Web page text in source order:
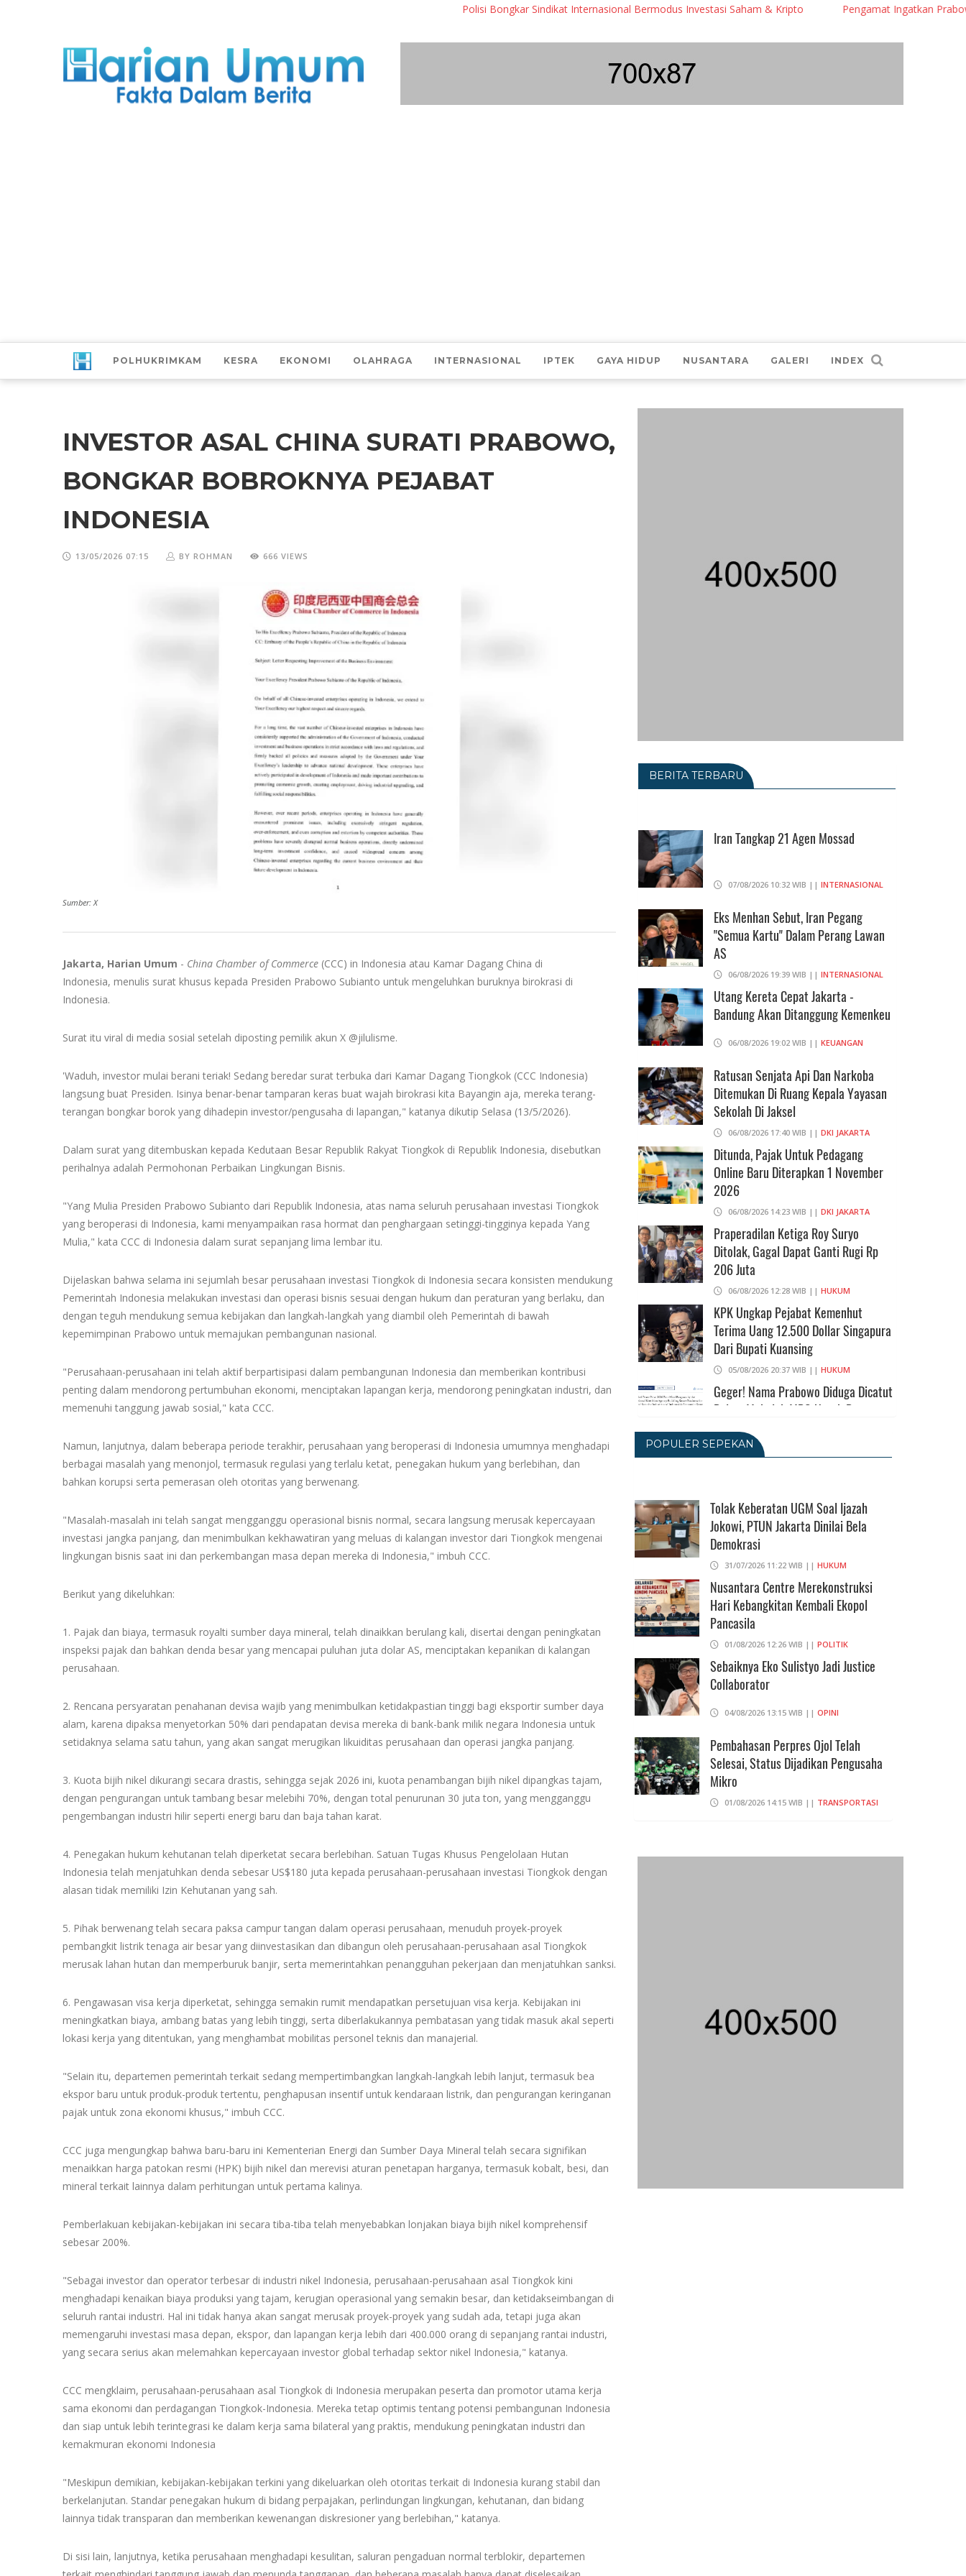
Polisi Bongkar Sindikat Internasional Bermodus Investasi Saham & Kripto Pengamat Ingatkan Prabowo:
POLHUKRIMKAM KESRA EKONOMI OLAHRAGA INTERNASIONAL IPTEK GAYA HIDUP NUSANTARA GALERI INDEX
INVESTOR ASAL CHINA SURATI PRABOWO,
BONGKAR BOBROKNYA PEJABAT
INDONESIA
13/05/2026 07:15 BY ROHMAN 666 VIEWS
Sumber: X
Jakarta, Harian Umum - China Chamber of Commerce (CCC) in Indonesia atau Kamar Dagang China di
Indonesia, menulis surat khusus kepada Presiden Prabowo Subianto untuk mengeluhkan buruknya birokrasi di
Indonesia.
Surat itu viral di media sosial setelah diposting pemilik akun X @jilulisme.
'Waduh, investor mulai berani teriak! Sedang beredar surat terbuka dari Kamar Dagang Tiongkok (CCC Indonesia)
langsung buat Presiden. Isinya benar-benar tamparan keras buat wajah birokrasi kita Bayangin aja, mereka terang-
terangan bongkar borok yang dihadepin investor/pengusaha di lapangan," katanya dikutip Selasa (13/5/2026).
Dalam surat yang ditembuskan kepada Kedutaan Besar Republik Rakyat Tiongkok di Republik Indonesia, disebutkan
perihalnya adalah Permohonan Perbaikan Lingkungan Bisnis.
"Yang Mulia Presiden Prabowo Subianto dari Republik Indonesia, atas nama seluruh perusahaan investasi Tiongkok
yang beroperasi di Indonesia, kami menyampaikan rasa hormat dan penghargaan setinggi-tingginya kepada Yang
Mulia," kata CCC di Indonesia dalam surat sepanjang lima lembar itu.
Dijelaskan bahwa selama ini sejumlah besar perusahaan investasi Tiongkok di Indonesia secara konsisten mendukung
Pemerintah Indonesia melakukan investasi dan operasi bisnis sesuai dengan hukum dan peraturan yang berlaku, dan
dengan teguh mendukung semua kebijakan dan langkah-langkah yang diambil oleh Pemerintah di bawah
kepemimpinan Prabowo untuk memajukan pembangunan nasional.
"Perusahaan-perusahaan ini telah aktif berpartisipasi dalam pembangunan Indonesia dan memberikan kontribusi
penting dalam mendorong pertumbuhan ekonomi, menciptakan lapangan kerja, mendorong peningkatan industri, dan
memenuhi tanggung jawab sosial," kata CCC.
Namun, lanjutnya, dalam beberapa periode terakhir, perusahaan yang beroperasi di Indonesia umumnya menghadapi
berbagai masalah yang menonjol, termasuk regulasi yang terlalu ketat, penegakan hukum yang berlebihan, dan
bahkan korupsi serta pemerasan oleh otoritas yang berwenang.
"Masalah-masalah ini telah sangat mengganggu operasional bisnis normal, secara langsung merusak kepercayaan
investasi jangka panjang, dan menimbulkan kekhawatiran yang meluas di kalangan investor dari Tiongkok mengenai
lingkungan bisnis saat ini dan perkembangan masa depan mereka di Indonesia," imbuh CCC.
Berikut yang dikeluhkan:
1. Pajak dan biaya, termasuk royalti sumber daya mineral, telah dinaikkan berulang kali, disertai dengan peningkatan
inspeksi pajak dan bahkan denda besar yang mencapai puluhan juta dolar AS, menciptakan kepanikan di kalangan
perusahaan.
2. Rencana persyaratan penahanan devisa wajib yang menimbulkan ketidakpastian tinggi bagi eksportir sumber daya
alam, karena dipaksa menyetorkan 50% dari pendapatan devisa mereka di bank-bank milik negara Indonesia untuk
setidaknya selama satu tahun, yang akan sangat merugikan likuiditas perusahaan dan operasi jangka panjang.
3. Kuota bijih nikel dikurangi secara drastis, sehingga sejak 2026 ini, kuota penambangan bijih nikel dipangkas tajam,
dengan pengurangan untuk tambang besar melebihi 70%, dengan total penurunan 30 juta ton, yang mengganggu
pengembangan industri hilir seperti energi baru dan baja tahan karat.
4. Penegakan hukum kehutanan telah diperketat secara berlebihan. Satuan Tugas Khusus Pengelolaan Hutan
Indonesia telah menjatuhkan denda sebesar US$180 juta kepada perusahaan-perusahaan investasi Tiongkok dengan
alasan tidak memiliki Izin Kehutanan yang sah.
5. Pihak berwenang telah secara paksa campur tangan dalam operasi perusahaan, menuduh proyek-proyek
pembangkit listrik tenaga air besar yang diinvestasikan dan dibangun oleh perusahaan-perusahaan asal Tiongkok
merusak lahan hutan dan memperburuk banjir, serta memerintahkan penangguhan pekerjaan dan menjatuhkan sanksi.
6. Pengawasan visa kerja diperketat, sehingga semakin rumit mendapatkan persetujuan visa kerja. Kebijakan ini
meningkatkan biaya, ambang batas yang lebih tinggi, serta diberlakukannya pembatasan yang tidak masuk akal seperti
lokasi kerja yang ditentukan, yang menghambat mobilitas personel teknis dan manajerial.
"Selain itu, departemen pemerintah terkait sedang mempertimbangkan langkah-langkah lebih lanjut, termasuk bea
ekspor baru untuk produk-produk tertentu, penghapusan insentif untuk kendaraan listrik, dan pengurangan keringanan
pajak untuk zona ekonomi khusus," imbuh CCC.
CCC juga mengungkap bahwa baru-baru ini Kementerian Energi dan Sumber Daya Mineral telah secara signifikan
menaikkan harga patokan resmi (HPK) bijih nikel dan merevisi aturan penetapan harganya, termasuk kobalt, besi, dan
mineral terkait lainnya dalam perhitungan untuk pertama kalinya.
Pemberlakuan kebijakan-kebijakan ini secara tiba-tiba telah menyebabkan lonjakan biaya bijih nikel komprehensif
sebesar 200%.
"Sebagai investor dan operator terbesar di industri nikel Indonesia, perusahaan-perusahaan asal Tiongkok kini
menghadapi kenaikan biaya produksi yang tajam, kerugian operasional yang semakin besar, dan ketidakseimbangan di
seluruh rantai industri. Hal ini tidak hanya akan sangat merusak proyek-proyek yang sudah ada, tetapi juga akan
memengaruhi investasi masa depan, ekspor, dan lapangan kerja lebih dari 400.000 orang di sepanjang rantai industri,
yang secara serius akan melemahkan kepercayaan investor global terhadap sektor nikel Indonesia," katanya.
CCC mengklaim, perusahaan-perusahaan asal Tiongkok di Indonesia merupakan peserta dan promotor utama kerja
sama ekonomi dan perdagangan Tiongkok-Indonesia. Mereka tetap optimis tentang potensi pembangunan Indonesia
dan siap untuk lebih terintegrasi ke dalam kerja sama bilateral yang praktis, mendukung peningkatan industri dan
kemakmuran ekonomi Indonesia
"Meskipun demikian, kebijakan-kebijakan terkini yang dikeluarkan oleh otoritas terkait di Indonesia kurang stabil dan
berkelanjutan. Standar penegakan hukum di bidang perpajakan, perlindungan lingkungan, kehutanan, dan bidang
lainnya tidak transparan dan memberikan kewenangan diskresioner yang berlebihan," katanya.
Di sisi lain, lanjutnya, ketika perusahaan menghadapi kesulitan, saluran pengaduan normal terblokir, departemen
BERITA TERBARU
Iran Tangkap 21 Agen Mossad
07/08/2026 10:32 WIB || INTERNASIONAL
Eks Menhan Sebut, Iran Pegang
"Semua Kartu" Dalam Perang Lawan
AS
06/08/2026 19:39 WIB || INTERNASIONAL
Utang Kereta Cepat Jakarta -
Bandung Akan Ditanggung Kemenkeu
06/08/2026 19:02 WIB || KEUANGAN
Ratusan Senjata Api Dan Narkoba
Ditemukan Di Ruang Kepala Yayasan
Sekolah Di Jaksel
06/08/2026 17:40 WIB || DKI JAKARTA
Ditunda, Pajak Untuk Pedagang
Online Baru Diterapkan 1 November
2026
06/08/2026 14:23 WIB || DKI JAKARTA
Praperadilan Ketiga Roy Suryo
Ditolak, Gagal Dapat Ganti Rugi Rp
206 Juta
06/08/2026 12:28 WIB || HUKUM
KPK Ungkap Pejabat Kemenhut
Terima Uang 12.500 Dollar Singapura
Dari Bupati Kuansing
05/08/2026 20:37 WIB || HUKUM
Geger! Nama Prabowo Diduga Dicatut
Dalam Makalah MBG Untuk Dapat
Nobel Perdamaian
05/08/2026 17:25 WIB ||
Rp15.000
05/08/2026 15:05 WIB ||TRANSPORTASI
BPS Klaim Angka Pengangguran Di
Indonesia Pada Mei 2026 Turun Jadi
7,22 Juta Orang
05/08/2026 13:45 WIB ||TENAGA KERJA
POPULER SEPEKAN
Tolak Keberatan UGM Soal Ijazah
Jokowi, PTUN Jakarta Dinilai Bela
Demokrasi
31/07/2026 11:22 WIB || HUKUM
Nusantara Centre Merekonstruksi
Hari Kebangkitan Kembali Ekopol
Pancasila
01/08/2026 12:26 WIB || POLITIK
Sebaiknya Eko Sulistyo Jadi Justice
Collaborator
04/08/2026 13:15 WIB || OPINI
Pembahasan Perpres Ojol Telah
Selesai, Status Dijadikan Pengusaha
Mikro
01/08/2026 14:15 WIB || TRANSPORTASI
Bulan
SPPG Karangturi
02/08/2026 14:42 WIB || KESEHATAN